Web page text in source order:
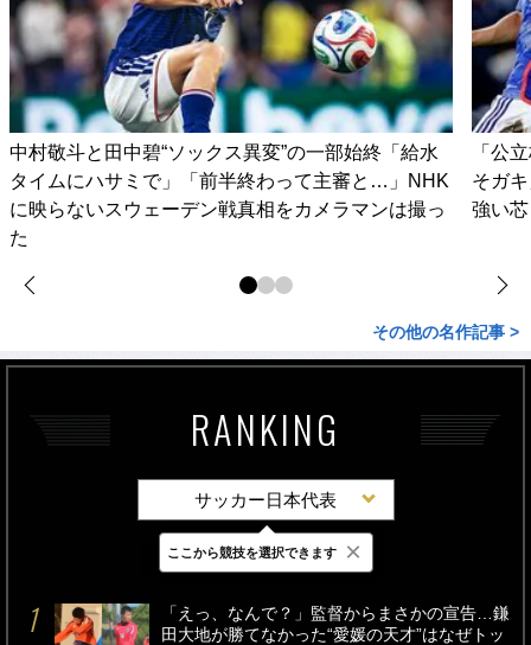
中村敬斗と田中碧“ソックス異変”の一部始終「給水
タイムにハサミで」「前半終わって主審と…」NHK
に映らないスウェーデン戦真相をカメラマンは撮っ
た
「公
そガ
強い
その他の名作記事 >
RANKING
サッカー日本代表
最新 24時間 週間
「えっ、なんで？」監督からまさかの宣告…鎌
田大地が勝てなかった“愛媛の天才”はなぜトッ
ここから競技を選択できます ×